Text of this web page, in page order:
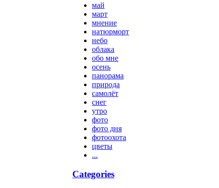
май
март
мнение
натюрморт
небо
облака
обо мне
осень
панорама
природа
самолёт
снег
утро
фото
фото дня
фотоохота
цветы
...
Categories